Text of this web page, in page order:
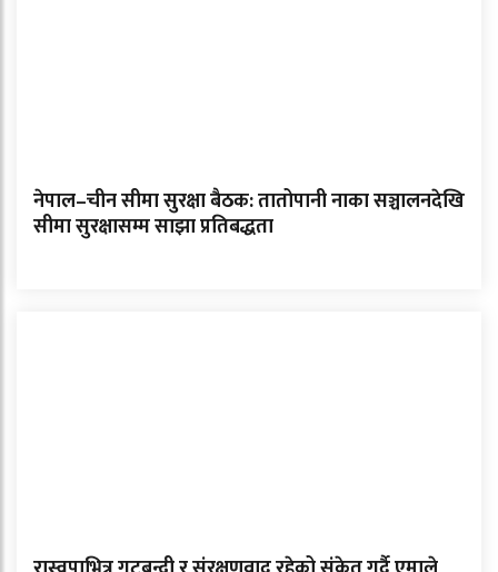
नेपाल–चीन सीमा सुरक्षा बैठक: तातोपानी नाका सञ्चालनदेखि
सीमा सुरक्षासम्म साझा प्रतिबद्धता